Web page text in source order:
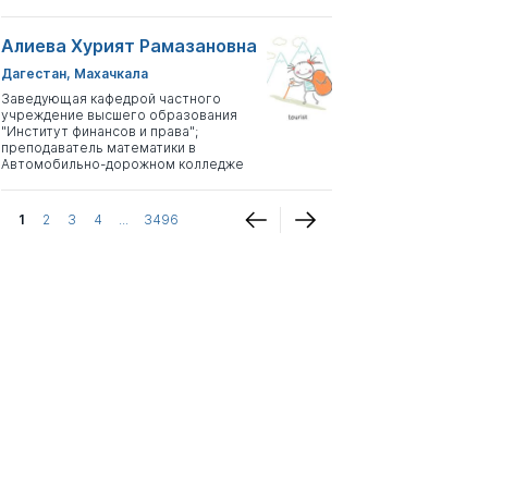
Алиева Хурият Рамазановна
Дагестан, Махачкала
Заведующая кафедрой частного
учреждение высшего образования
"Институт финансов и права";
преподаватель математики в
Автомобильно-дорожном колледже
1 2 3 4 ... 3496